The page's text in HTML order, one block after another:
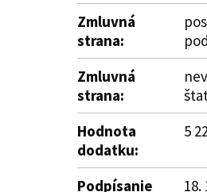
Zmluvná
strana:
Zmluvná
strana:
Hodnota
dodatku:
5
Podpísanie
18.